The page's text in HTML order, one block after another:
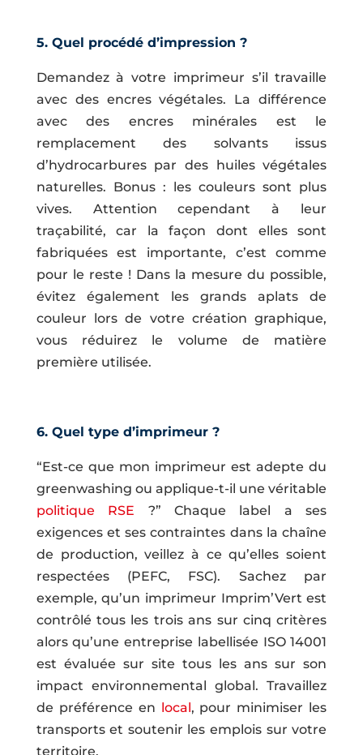
5. Quel procédé d’impression ?
Demandez à votre imprimeur s’il travaille
avec des encres végétales. La différence
avec des encres minérales est le
remplacement des solvants issus
d’hydrocarbures par des huiles végétales
naturelles. Bonus : les couleurs sont plus
vives. Attention cependant à leur
traçabilité, car la façon dont elles sont
fabriquées est importante, c’est comme
pour le reste ! Dans la mesure du possible,
évitez également les grands aplats de
couleur lors de votre création graphique,
vous réduirez le volume de matière
première utilisée.
6. Quel type d’imprimeur ?
“Est-ce que mon imprimeur est adepte du
greenwashing ou applique-t-il une véritable
politique RSE ?” Chaque label a ses
exigences et ses contraintes dans la chaîne
de production, veillez à ce qu’elles soient
respectées (PEFC, FSC). Sachez par
exemple, qu’un imprimeur Imprim’Vert est
contrôlé tous les trois ans sur cinq critères
alors qu’une entreprise labellisée ISO 14001
est évaluée sur site tous les ans sur son
impact environnemental global. Travaillez
de préférence en local, pour minimiser les
transports et soutenir les emplois sur votre
territoire.